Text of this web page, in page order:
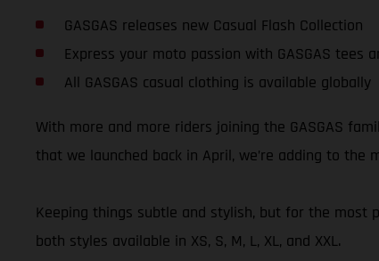
GASGAS releases new Casual Flash Collection
Express your moto passion with GASGAS tees
All GASGAS casual clothing is available globally
With more and more riders joining the GASGAS
that we launched back in April, we’re adding to
Keeping things subtle and stylish, but for the most
both styles available in XS, S, M, L, XL, and XXL.